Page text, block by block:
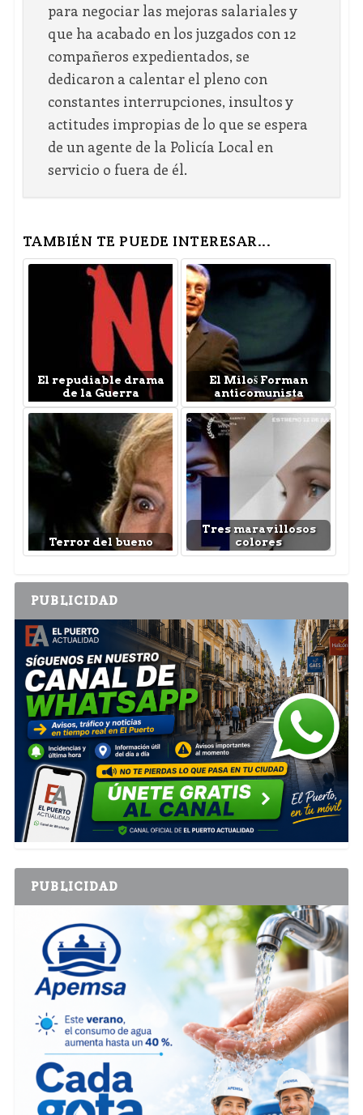
para negociar las mejoras salariales y
que ha acabado en los juzgados con 12
compañeros expedientados, se
dedicaron a calentar el pleno con
constantes interrupciones, insultos y
actitudes impropias de lo que se espera
de un agente de la Policía Local en
servicio o fuera de él.
TAMBIÉN TE PUEDE INTERESAR...
El repudiable drama
de la Guerra
El Miloš Forman
anticomunista
Terror del bueno
Tres maravillosos
colores
PUBLICIDAD
PUBLICIDAD